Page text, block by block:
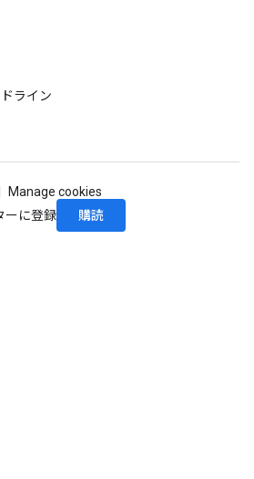
ライン
Manage cookies
ーに登録
購読